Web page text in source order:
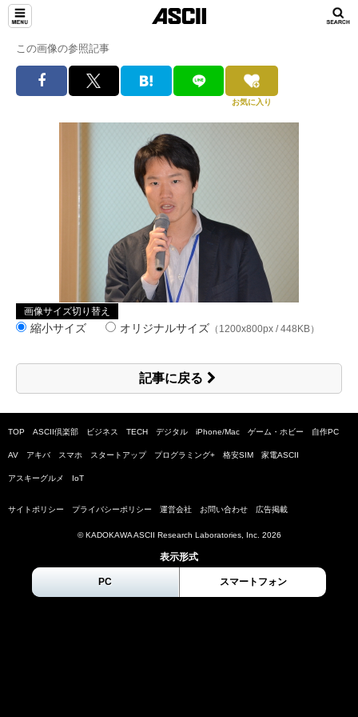
この画像の参照記事
お気に入り
画像サイズ切り替え
縮小サイズ オリジナルサイズ （1200x800px / 448KB）
記事に戻る
TOP ASCII倶楽部 ビジネス TECH デジタル iPhone/Mac ゲーム・ホビー 自作PC
AV アキバ スマホ スタートアップ プログラミング+ 格安SIM 家電ASCII
アスキーグルメ IoT
サイトポリシー プライバシーポリシー 運営会社 お問い合わせ 広告掲載
© KADOKAWA ASCII Research Laboratories, Inc. 2026
表示形式
PC スマートフォン